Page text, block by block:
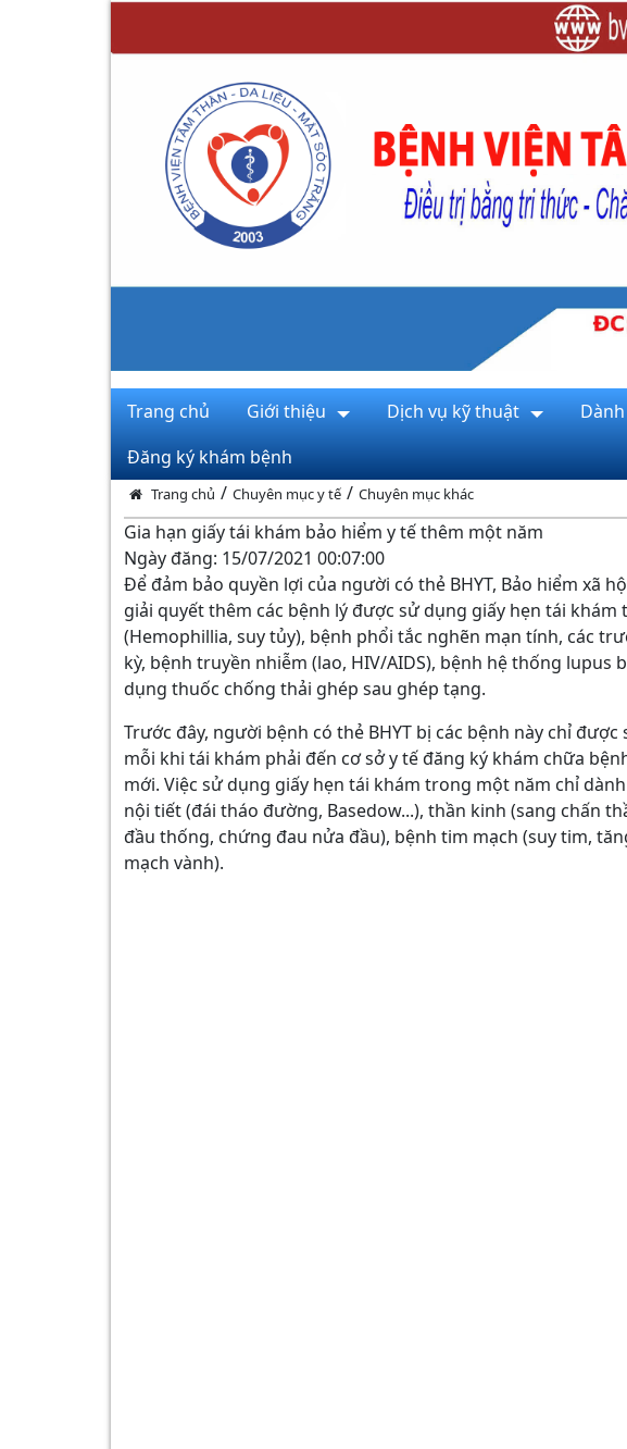
Trang chủ Giới thiệu Dịch vụ kỹ thuật
Đăng ký khám bệnh
Trang chủ / Chuyên mục y tế / Chuyên mục khác
Gia hạn giấy tái khám bảo hiểm y tế thêm một năm
Ngày đăng: 15/07/2021 00:07:00
Để đảm bảo quyền lợi của người có thẻ BHYT, Bảo hiểm xã
giải quyết thêm các bệnh lý được sử dụng giấy hẹn tái
(Hemophillia, suy tủy), bệnh phổi tắc nghẽn mạn tính, các
kỳ, bệnh truyền nhiễm (lao, HIV/AIDS), bệnh hệ thống
dụng thuốc chống thải ghép sau ghép tạng.
Trước đây, người bệnh có thẻ BHYT bị các bệnh này chỉ
mỗi khi tái khám phải đến cơ sở y tế đăng ký khám chữa
mới. Việc sử dụng giấy hẹn tái khám trong một năm chỉ
nội tiết (đái tháo đường, Basedow...), thần kinh (sang chấn
đầu thống, chứng đau nửa đầu), bệnh tim mạch (suy tim,
mạch vành).